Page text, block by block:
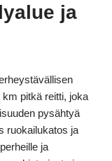
ja
pitkä reitti, joka
pysähtyä
ruokailukatos ja
ja